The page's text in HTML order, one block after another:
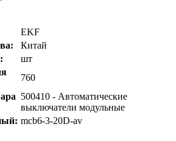
EKF
Китай
шт
760
500410 - Автоматические
выключатели модульные
mcb6-3-20D-av